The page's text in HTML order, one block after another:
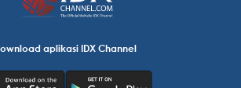
aplikasi IDX Channel